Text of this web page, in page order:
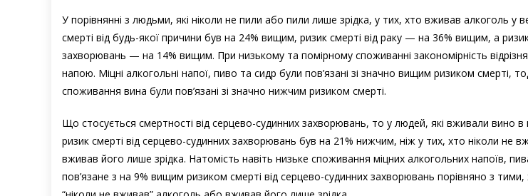
У порівнянні з людьми, які ніколи не пили або пили лише зрідка, у тих, хто вживав алкоголь у
смерті від будь-якої причини був на 24% вищим, ризик смерті від раку — на 36% вищим, а
захворювань — на 14% вищим. При низькому та помірному споживанні закономірність
напою. Міцні алкогольні напої, пиво та сидр були пов’язані зі значно вищим ризиком смерті,
споживання вина були пов’язані зі значно нижчим ризиком смерті.
Що стосується смертності від серцево-судинних захворювань, то у людей, які вживали вино в
ризик смерті від серцево-судинних захворювань був на 21% нижчим, ніж у тих, хто ніколи не
вживав його лише зрідка. Натомість навіть низьке споживання міцних алкогольних напоїв,
пов’язане з на 9% вищим ризиком смерті від серцево-судинних захворювань порівняно з